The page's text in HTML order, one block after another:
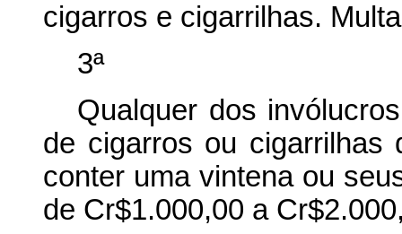
cigarros e cigarrilhas.
3ª
Qualquer dos
de cigarros ou cigarrilhas
conter uma vintena ou
de Cr$1.000,00 a